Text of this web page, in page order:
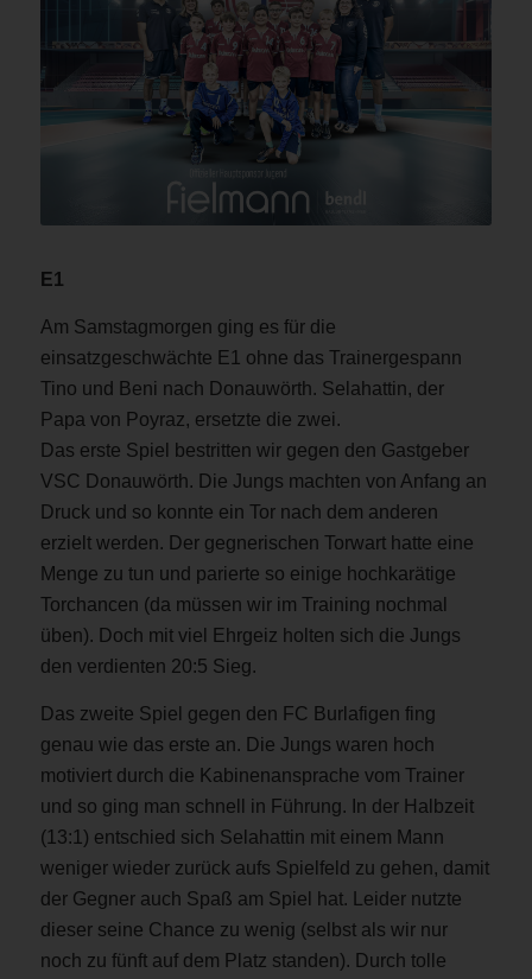
E1
Am Samstagmorgen ging es für die
einsatzgeschwächte E1 ohne das Trainergespann
Tino und Beni nach Donauwörth. Selahattin, der
Papa von Poyraz, ersetzte die zwei.
Das erste Spiel bestritten wir gegen den Gastgeber
VSC Donauwörth. Die Jungs machten von Anfang an
Druck und so konnte ein Tor nach dem anderen
erzielt werden. Der gegnerischen Torwart hatte eine
Menge zu tun und parierte so einige hochkarätige
Torchancen (da müssen wir im Training nochmal
üben). Doch mit viel Ehrgeiz holten sich die Jungs
den verdienten 20:5 Sieg.
Das zweite Spiel gegen den FC Burlafigen fing
genau wie das erste an. Die Jungs waren hoch
motiviert durch die Kabinenansprache vom Trainer
und so ging man schnell in Führung. In der Halbzeit
(13:1) entschied sich Selahattin mit einem Mann
weniger wieder zurück aufs Spielfeld zu gehen, damit
der Gegner auch Spaß am Spiel hat. Leider nutzte
dieser seine Chance zu wenig (selbst als wir nur
noch zu fünft auf dem Platz standen). Durch tolle